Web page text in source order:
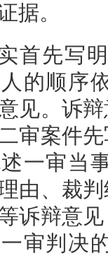
据。
先写明
的顺序
见。诉
审案件
一审当
由、裁
诉辩意
审判决